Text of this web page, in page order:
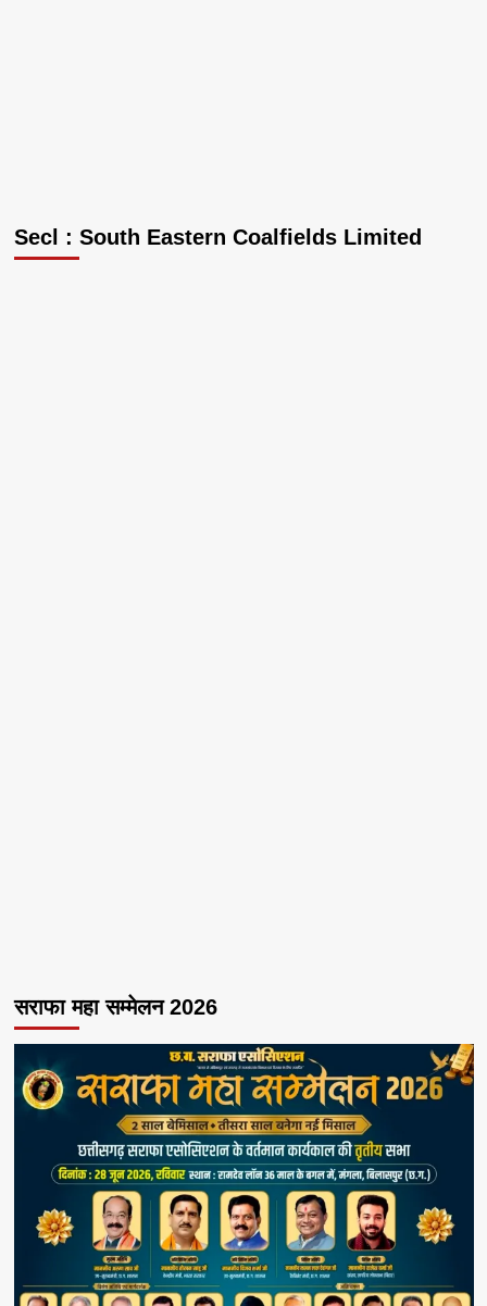
Secl : South Eastern Coalfields Limited
सराफा महा सम्मेलन 2026